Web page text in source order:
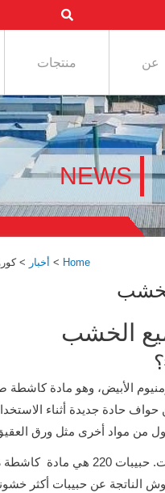
عن منتجات
NEWS
Home
> أخبار >
الأبيض، وهو مادة كاشطة
حادة جديدة أثناء
من مواد أخرى مثل ورق
هي مادة كاشطة